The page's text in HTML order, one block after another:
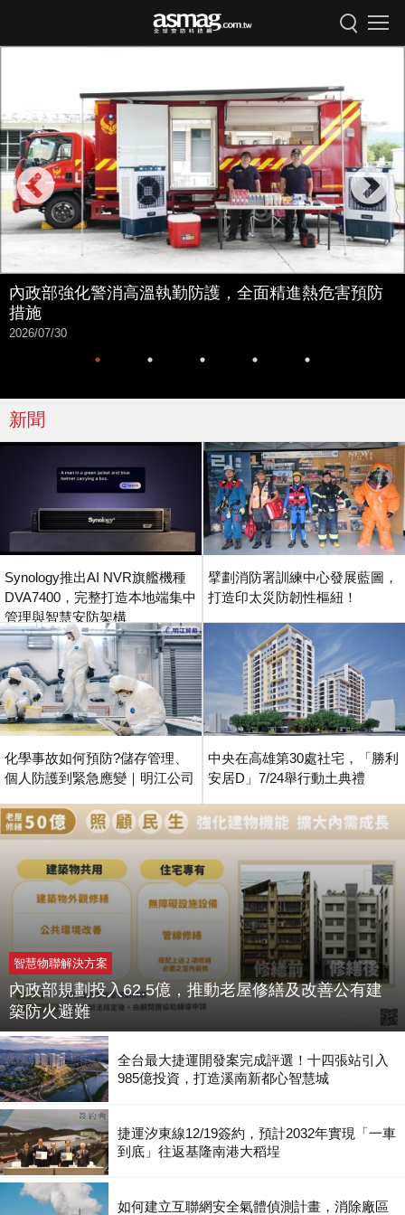
內政部強化警消高溫執勤防護，全面精進熱危害預防
措施
2026/07/30
新聞
Synology推出AI NVR旗艦機種
DVA7400，完整打造本地端集中
管理與智慧安防架構
擘劃消防署訓練中心發展藍圖，
打造印太災防韌性樞紐！
化學事故如何預防?儲存管理、
個人防護到緊急應變｜明江公司
中央在高雄第30處社宅，「勝利
安居D」7/24舉行動土典禮
智慧物聯解決方案
內政部規劃投入62.5億，推動老屋修繕及改善公有建
築防火避難
全台最大捷運開發案完成評選！十四張站引入
985億投資，打造溪南新都心智慧城
捷運汐東線12/19簽約，預計2032年實現「一車
到底」往返基隆南港大稻埕
如何建立互聯網安全氣體偵測計畫，消除廠區